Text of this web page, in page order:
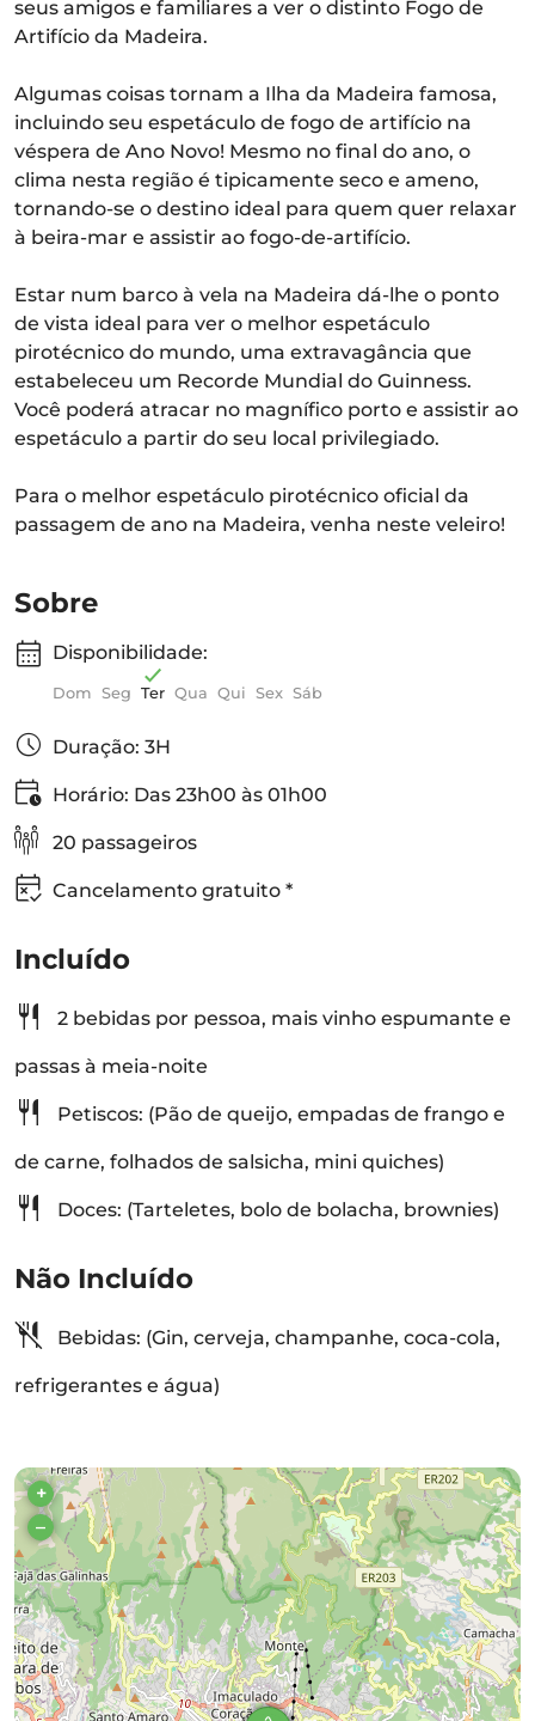
seus amigos e familiares a ver o distinto Fogo de
Artifício da Madeira.
Algumas coisas tornam a Ilha da Madeira famosa,
incluindo seu espetáculo de fogo de artifício na
véspera de Ano Novo! Mesmo no final do ano, o
clima nesta região é tipicamente seco e ameno,
tornando-se o destino ideal para quem quer relaxar
à beira-mar e assistir ao fogo-de-artifício.
Estar num barco à vela na Madeira dá-lhe o ponto
de vista ideal para ver o melhor espetáculo
pirotécnico do mundo, uma extravagância que
estabeleceu um Recorde Mundial do Guinness.
Você poderá atracar no magnífico porto e assistir ao
espetáculo a partir do seu local privilegiado.
Para o melhor espetáculo pirotécnico oficial da
passagem de ano na Madeira, venha neste veleiro!
Sobre
Disponibilidade:
Dom Seg Ter Qua Qui Sex Sáb
Duração: 3H
Horário: Das 23h00 às 01h00
20 passageiros
Cancelamento gratuito *
Incluído
2 bebidas por pessoa, mais vinho espumante e
passas à meia-noite
Petiscos: (Pão de queijo, empadas de frango e
de carne, folhados de salsicha, mini quiches)
Doces: (Tarteletes, bolo de bolacha, brownies)
Não Incluído
Bebidas: (Gin, cerveja, champanhe, coca-cola,
refrigerantes e água)
+
–